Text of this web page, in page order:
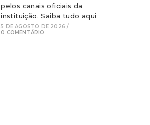
pelos canais oficiais da
instituição. Saiba tudo aqui
5 DE AGOSTO DE 2026 /
0 COMENTÁRIO